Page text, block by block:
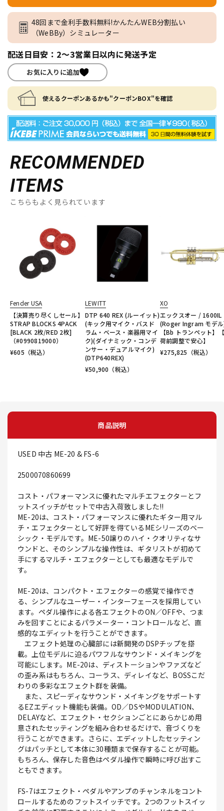
48回まで金利手数料無料!かんたんWEB分割払い
（WeBBy）シミュレーター
配送日目安：2～3営業日以内に発送予定
お気に入りに追加
使えるクーポンあるかも"クーポンBOX"を確認
RECOMMENDED
ITEMS
こちらもよく見られています
Fender USA
【決算売り尽くしセール】
STRAP BLOCKS 4PACK
[BLACK 2枚/RED 2枚]
（#0990819000）
¥605 （税込）
LEWITT
DTP 640 REX (ルーイット)
(キック用マイク・バスド
ラム・ベース・楽器用マイ
ク)(ダイナミック・コンデ
ンサー・デュアルマイク)
(DTP640REX)
¥50,900 （税込）
XO
エックスオー / 1600IL
(Roger Ingram モデ
【Bb トランペット】
荷前調整で安心】
¥275,825 （税込）
商品説明
USED 中古 ME-20 & FS-6
2500070860699
コスト・パフォーマンスに優れたマルチエフェクターとフ
ットスイッチがセットで中古入荷致しました!!
ME-20は、コスト・パフォーマンスに優れたギター用マル
チ・エフェクターとして好評を得ているMEシリーズのベー
シック・モデルです。ME-50譲りのハイ・クオリティなサ
ウンドと、そのシンプルな操作性は、ギタリストが初めて
手にするマルチ・エフェクターとしても最適なモデルで
す。
ME-20は、コンパクト・エフェクターの感覚で操作でき
る、シンプルなユーザー・インターフェースを採用してい
ます。ペダル操作による各エフェクトのON／OFFや、つま
みを回すことによるパラメーター・コントロールなど、直
感的なエディットを行うことができます。
エフェクト処理の心臓部には新開発のDSPチップを搭
載。上位モデルに迫るパワフルなサウンド・メイキングを
可能にします。ME-20は、ディストーションやファズなど
の歪み系はもちろん、コーラス、ディレイなど、BOSSこだ
わりの多彩なエフェクト群を装備。
また、スピーディなサウンド・メイキングをサポートす
るEZエディット機能も装備。OD／DSやMODULATION、
DELAYなど、エフェクト・セクションごとにあらかじめ用
意されたセッティングを組み合わせるだけで、音づくりを
行うことができます。さらに、エディットしたセッティン
グはパッチとして本体に30種類まで保存することが可能。
もちろん、保存した音色はペダル操作で瞬時に呼び出すこ
ともできます。
FS-7はエフェクト・ペダルやアンプのチャンネルをコント
ロールするためのフットスイッチです。2つのフットスイッ